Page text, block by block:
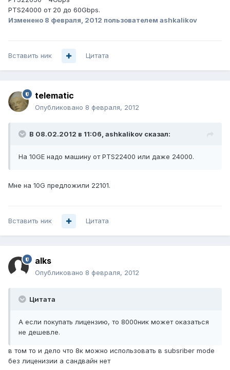
PTS24000 от 20 до 60Gbps.
Изменено 8 февраля, 2012 пользователем ashkalikov
Вставить ник Цитата
telematic
Опубликовано 8 февраля, 2012
В 08.02.2012 в 11:06, ashkalikov сказал:
На 10GE надо машину от PTS22400 или даже 24000.
Мне на 10G предложили 22101.
Вставить ник Цитата
alks
Опубликовано 8 февраля, 2012
Цитата
А если покупать лицензию, то 8000ник может оказаться
не дешевле.
в том то и дело что 8к можно использовать в subsriber mode
без лиценизии а сандвайн нет